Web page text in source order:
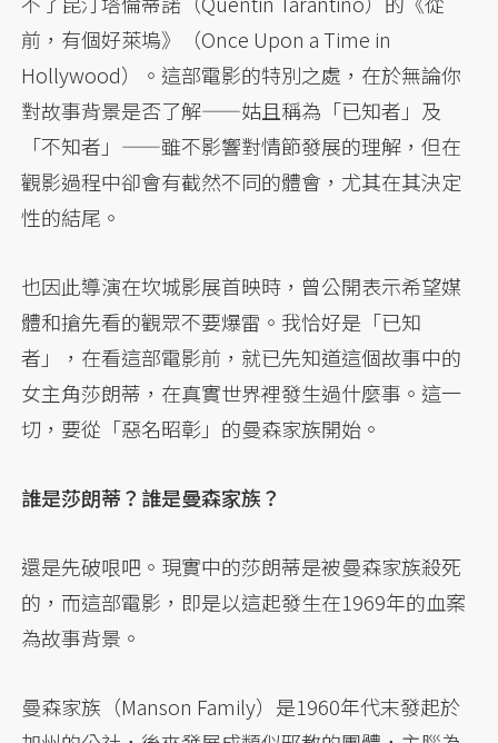
前，有個好萊塢》（Once Upon a Time in
Hollywood）。這部電影的特別之處，在於無論你
對故事背景是否了解——姑且稱為「已知者」及
「不知者」——雖不影響對情節發展的理解，但在
觀影過程中卻會有截然不同的體會，尤其在其決定
性的結尾。
也因此導演在坎城影展首映時，曾公開表示希望媒
體和搶先看的觀眾不要爆雷。我恰好是「已知
者」，在看這部電影前，就已先知道這個故事中的
女主角莎朗蒂，在真實世界裡發生過什麼事。這一
切，要從「惡名昭彰」的曼森家族開始。
誰是莎朗蒂？誰是曼森家族？
還是先破哏吧。現實中的莎朗蒂是被曼森家族殺死
的，而這部電影，即是以這起發生在1969年的血案
為故事背景。
曼森家族（Manson Family）是1960年代末發起於